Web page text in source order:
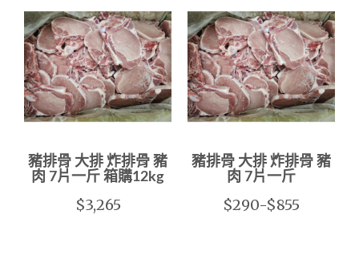
豬排骨 大排 炸排骨 豬
肉 7片一斤 箱購12kg
$3,265
豬排骨 大排 炸排骨 豬
肉 7片一斤
$290-$855